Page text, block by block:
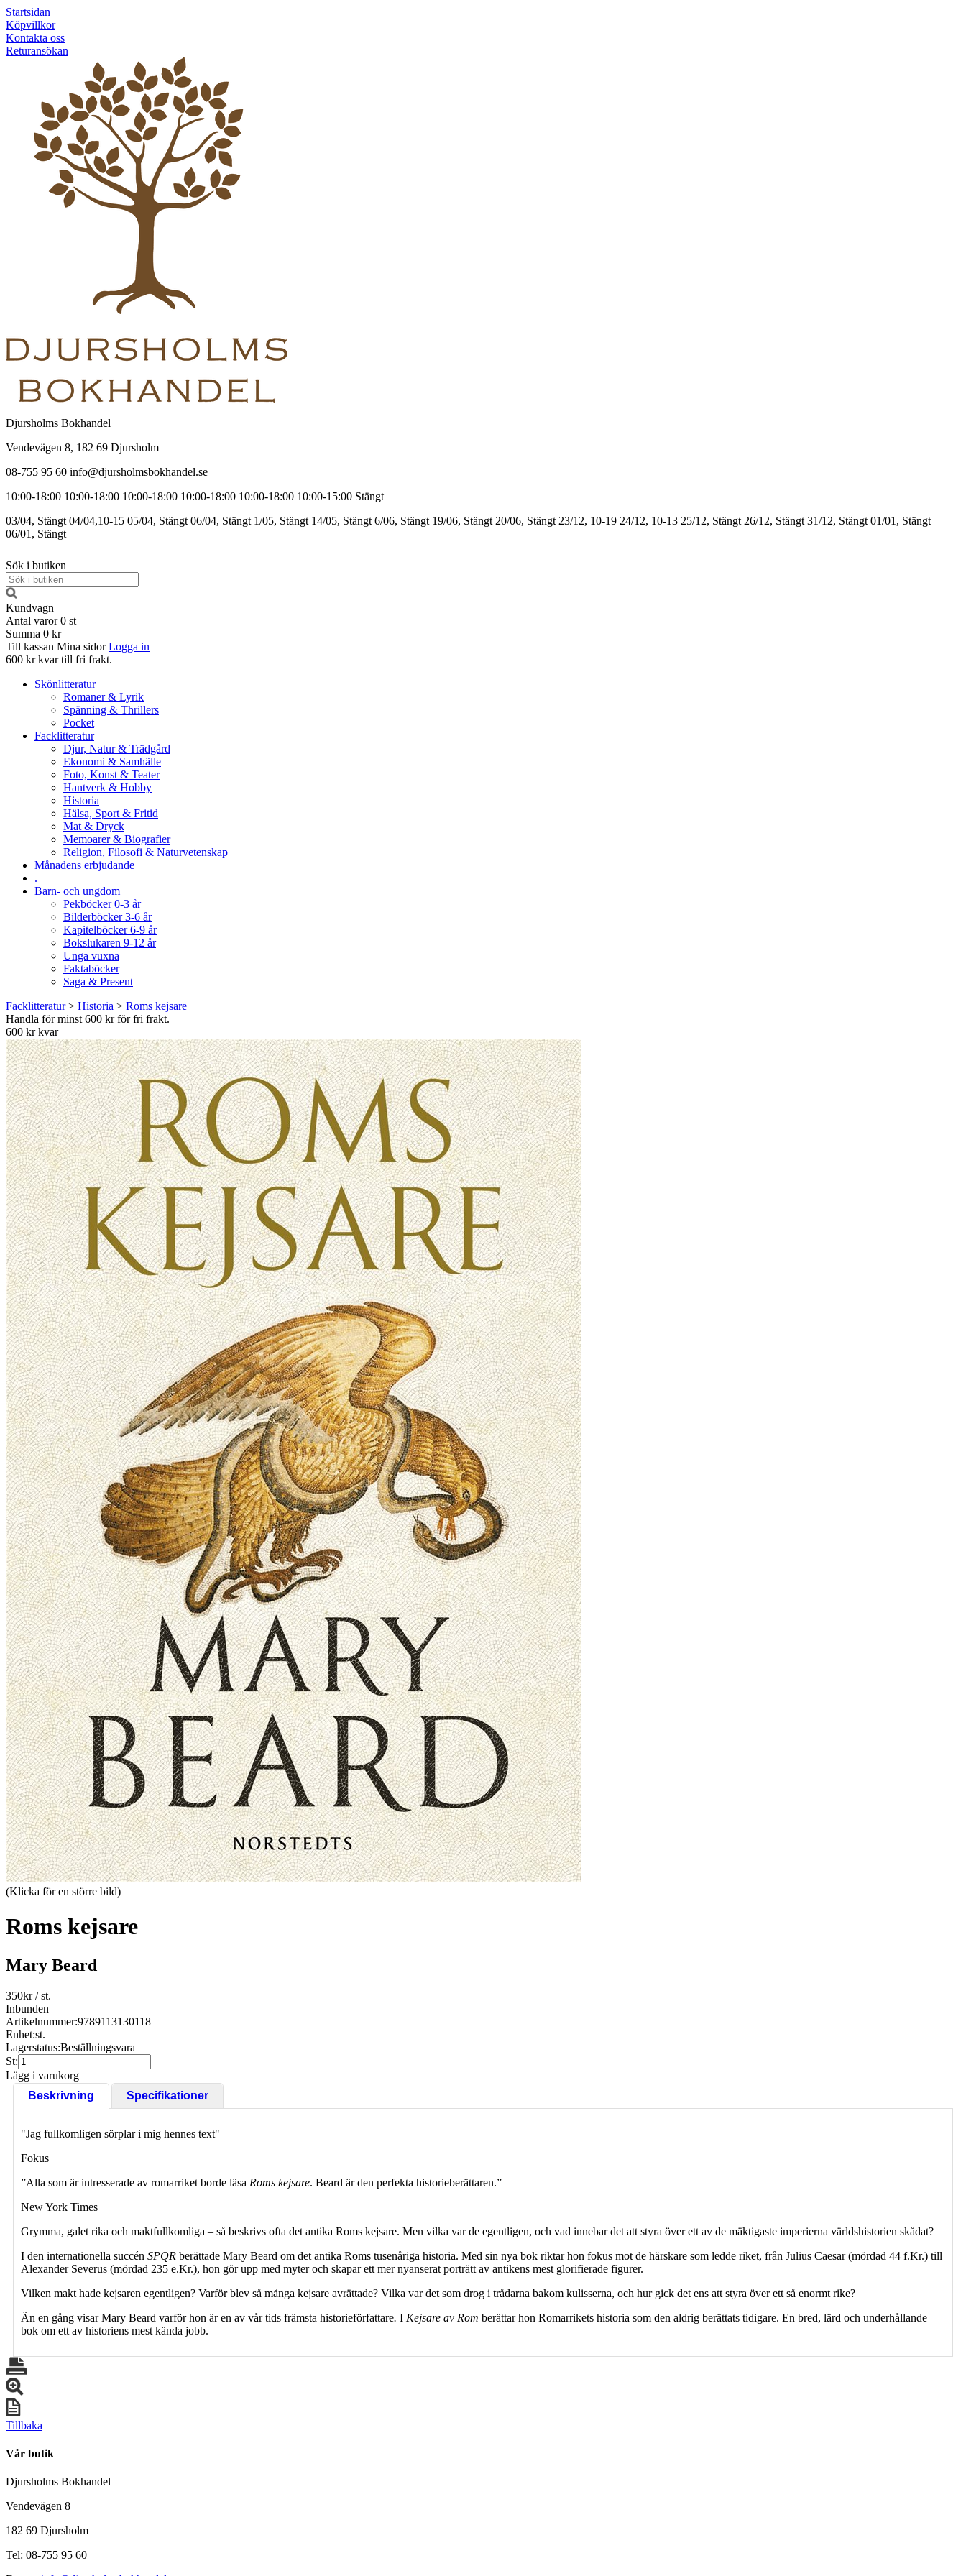
Startsidan
Köpvillkor
Kontakta oss
Returansökan
Djursholms Bokhandel
Vendevägen 8, 182 69 Djursholm
08-755 95 60 info@djursholmsbokhandel.se
10:00-18:00 10:00-18:00 10:00-18:00 10:00-18:00 10:00-18:00 10:00-15:00 Stängt
03/04, Stängt 04/04,10-15 05/04, Stängt 06/04, Stängt 1/05, Stängt 14/05, Stängt 6/06, Stängt 19/06, Stängt 20/06, Stängt 23/12, 10-19 24/12, 10-13 25/12, Stängt 26/12, Stängt 31/12, Stängt 01/01, Stängt
06/01, Stängt
Sök i butiken
Kundvagn
Antal varor 0 st
Summa 0 kr
Till kassan Mina sidor Logga in
600 kr kvar till fri frakt.
Skönlitteratur
Romaner & Lyrik
Spänning & Thrillers
Pocket
Facklitteratur
Djur, Natur & Trädgård
Ekonomi & Samhälle
Foto, Konst & Teater
Hantverk & Hobby
Historia
Hälsa, Sport & Fritid
Mat & Dryck
Memoarer & Biografier
Religion, Filosofi & Naturvetenskap
Månadens erbjudande
.
Barn- och ungdom
Pekböcker 0-3 år
Bilderböcker 3-6 år
Kapitelböcker 6-9 år
Bokslukaren 9-12 år
Unga vuxna
Faktaböcker
Saga & Present
Facklitteratur> Historia > Roms kejsare
Handla för minst 600 kr för fri frakt.
600 kr kvar
(Klicka för en större bild)
Roms kejsare
Mary Beard
350kr/ st.
Inbunden
Artikelnummer:9789113130118
Enhet:st.
Lagerstatus:Beställningsvara
St:
Lägg i varukorg
Beskrivning
Specifikationer
"Jag fullkomligen sörplar i mig hennes text"
Fokus
”Alla som är intresserade av romarriket borde läsa Roms kejsare. Beard är den perfekta historieberättaren.”
New York Times
Grymma, galet rika och maktfullkomliga – så beskrivs ofta det antika Roms kejsare. Men vilka var de egentligen, och vad innebar det att styra över ett av de mäktigaste imperierna världshistorien skådat?
I den internationella succén SPQR berättade Mary Beard om det antika Roms tusenåriga historia. Med sin nya bok riktar hon fokus mot de härskare som ledde riket, från Julius Caesar (mördad 44 f.Kr.) till
Alexander Severus (mördad 235 e.Kr.), hon gör upp med myter och skapar ett mer nyanserat porträtt av antikens mest glorifierade figurer.
Vilken makt hade kejsaren egentligen? Varför blev så många kejsare avrättade? Vilka var det som drog i trådarna bakom kulisserna, och hur gick det ens att styra över ett så enormt rike?
Än en gång visar Mary Beard varför hon är en av vår tids främsta historieförfattare. I Kejsare av Rom berättar hon Romarrikets historia som den aldrig berättats tidigare. En bred, lärd och underhållande
bok om ett av historiens mest kända jobb.
Tillbaka
Vår butik
Djursholms Bokhandel
Vendevägen 8
182 69 Djursholm
Tel: 08-755 95 60